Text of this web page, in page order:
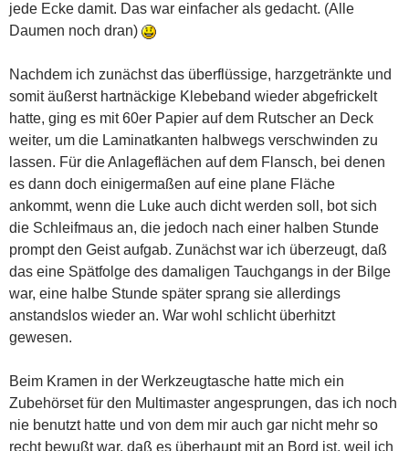
jede Ecke damit. Das war einfacher als gedacht. (Alle
Daumen noch dran)
Nachdem ich zunächst das überflüssige, harzgetränkte und
somit äußerst hartnäckige Klebeband wieder abgefrickelt
hatte, ging es mit 60er Papier auf dem Rutscher an Deck
weiter, um die Laminatkanten halbwegs verschwinden zu
lassen. Für die Anlageflächen auf dem Flansch, bei denen
es dann doch einigermaßen auf eine plane Fläche
ankommt, wenn die Luke auch dicht werden soll, bot sich
die Schleifmaus an, die jedoch nach einer halben Stunde
prompt den Geist aufgab. Zunächst war ich überzeugt, daß
das eine Spätfolge des damaligen Tauchgangs in der Bilge
war, eine halbe Stunde später sprang sie allerdings
anstandslos wieder an. War wohl schlicht überhitzt
gewesen.
Beim Kramen in der Werkzeugtasche hatte mich ein
Zubehörset für den Multimaster angesprungen, das ich noch
nie benutzt hatte und von dem mir auch gar nicht mehr so
recht bewußt war, daß es überhaupt mit an Bord ist, weil ich